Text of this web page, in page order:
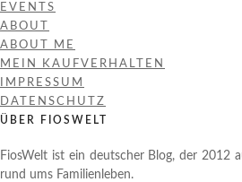
EVENTS
ABOUT
ABOUT ME
MEIN KAUFVERHALTEN
IMPRESSUM
DATENSCHUTZ
ÜBER FIOSWELT
FiosWelt ist ein deutscher Blog, der 2012
rund ums Familienleben.